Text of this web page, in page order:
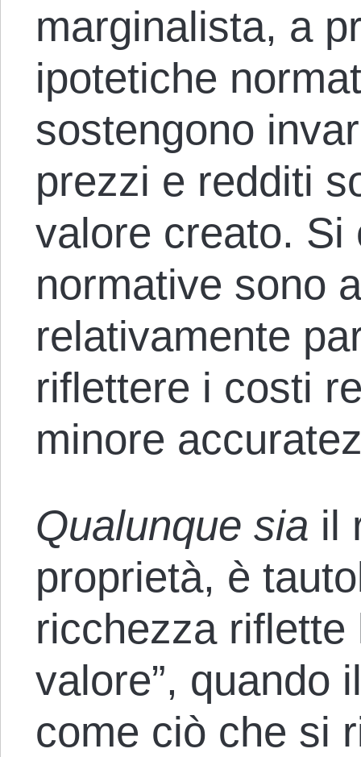
marginalista, a
ipotetiche
sostengono
prezzi e redditi
valore creato. Si
normative sono
relativamente
riflettere i costi
minore
Qualunque sia il
proprietà, è
ricchezza
valore”, quando
come ciò che si